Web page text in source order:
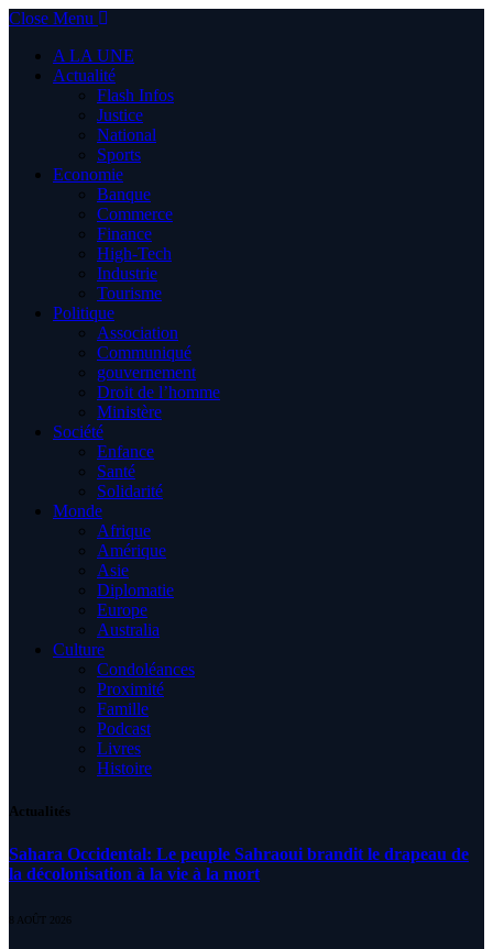
Close Menu
A LA UNE
Actualité
Flash Infos
Justice
National
Sports
Economie
Banque
Commerce
Finance
High-Tech
Industrie
Tourisme
Politique
Association
Communiqué
gouvernement
Droit de l’homme
Ministère
Société
Enfance
Santé
Solidarité
Monde
Afrique
Amérique
Asie
Diplomatie
Europe
Australia
Culture
Condoléances
Proximité
Famille
Podcast
Livres
Histoire
Actualités
Sahara Occidental: Le peuple Sahraoui brandit le drapeau de
la décolonisation à la vie à la mort
8 AOÛT 2026